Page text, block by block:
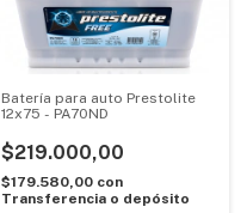
Batería para auto Prestolite
12x75 - PA70ND
$219.000,00
$179.580,00 con
Transferencia o depósito